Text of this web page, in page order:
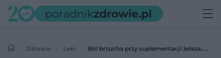
Zdrowie Leki
Ból brzucha przy suplementacji żelaza.